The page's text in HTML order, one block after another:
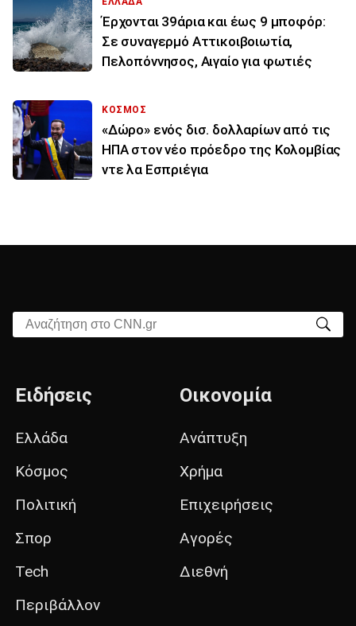
Έρχονται 39άρια και έως 9 μποφόρ:
Σε συναγερμό Αττικοιβοιωτία,
Πελοπόννησος, Αιγαίο για φωτιές
ΚΟΣΜΟΣ
«Δώρο» ενός δισ. δολλαρίων από τις
ΗΠΑ στον νέο πρόεδρο της Κολομβίας
ντε λα Εσπριέγια
Αναζήτηση στο CNN.gr
Ειδήσεις
Ελλάδα
Κόσμος
Πολιτική
Σπορ
Tech
Περιβάλλον
Οικονομία
Ανάπτυξη
Χρήμα
Επιχειρήσεις
Αγορές
Διεθνή